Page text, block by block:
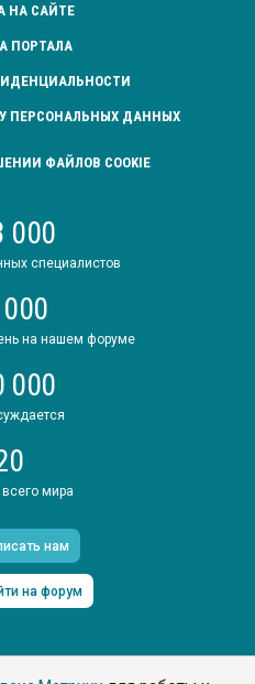
НА САЙТЕ
ПОРТАЛА
ПЕРСОНАЛЬНЫХ ДАННЫХ
ФАЙЛОВ COOKIE
000
специалистов
на нашем форуме
000
мира
нам
на форум